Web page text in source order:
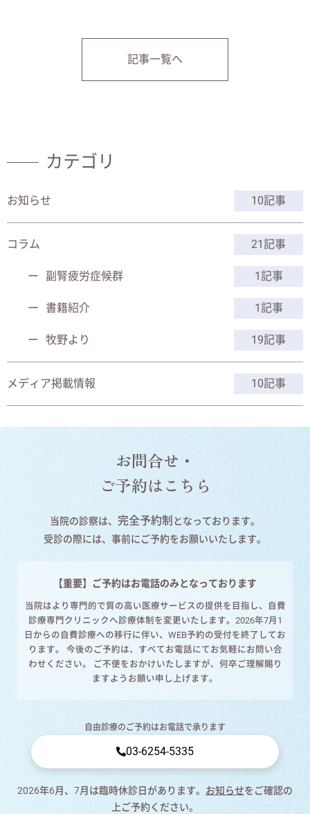
記事一覧へ
カテゴリ
お知らせ 10記事
コラム 21記事
副腎疲労症候群 1記事
書籍紹介 1記事
牧野より 19記事
メディア掲載情報 10記事
お問合せ・
ご予約はこちら
当院の診察は、 完全予約制 となっております。
受診の際には、事前にご予約をお願いいたします。
【重要】ご予約はお電話のみとなっております
当院はより専門的で質の高い医療サービスの提供を目指し、自費
診療専門クリニックへ診療体制を変更いたします。2026年7月1
日からの自費診療への移行に伴い、WEB予約の受付を終了してお
ります。 今後のご予約は、すべてお電話にてお気軽にお問い合
わせください。 ご不便をおかけいたしますが、何卒ご理解賜り
ますようお願い申し上げます。
自由診療のご予約はお電話で承ります
03-6254-5335
2026年6月、7月は臨時休診日があります。 お知らせをご確認の
上ご予約ください。